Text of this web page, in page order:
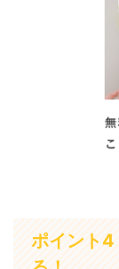
ポイント4